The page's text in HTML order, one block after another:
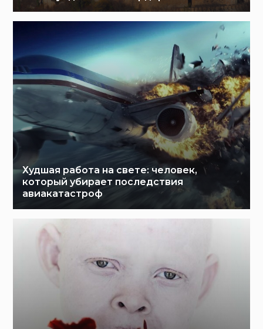
Худшая работа на свете: человек,
который убирает последствия
авиакатастроф